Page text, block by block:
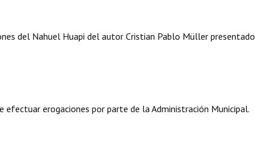
del Nahuel Huapi del autor Cristian Pablo Müller
erogaciones por parte de la Administración Municipal.